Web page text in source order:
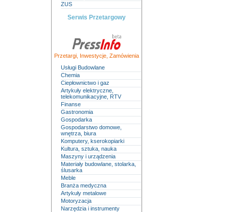
ZUS
Serwis Przetargowy
Przetargi, Inwestycje, Zamówienia
Usługi Budowlane
Chemia
Ciepłownictwo i gaz
Artykuły elektryczne,
telekomunikacyjne, RTV
Finanse
Gastronomia
Gospodarka
Gospodarstwo domowe,
wnętrza, biura
Komputery, kserokopiarki
Kultura, sztuka, nauka
Maszyny i urządzenia
Materiały budowlane, stolarka,
ślusarka
Meble
Branża medyczna
Artykuły metalowe
Motoryzacja
Narzędzia i instrumenty